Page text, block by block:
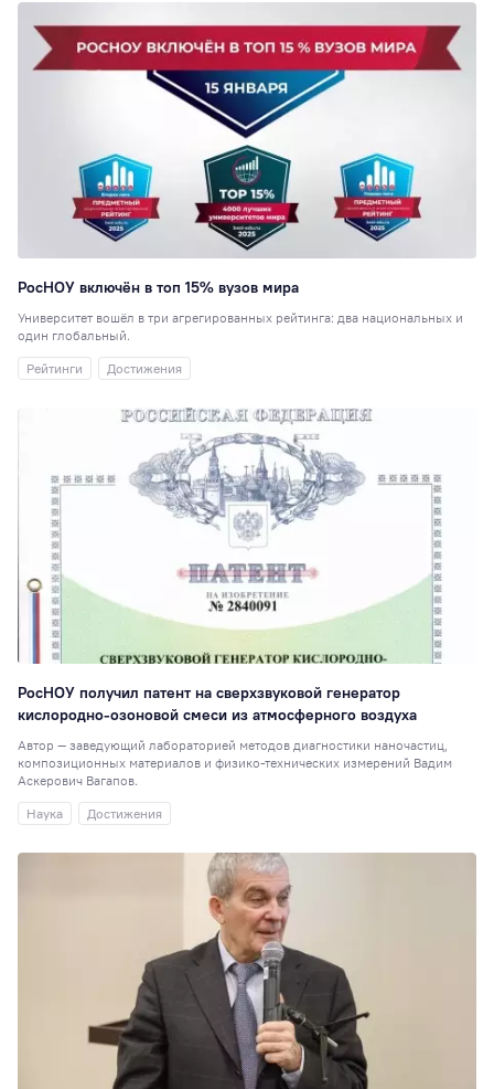
РосНОУ включён в топ 15% вузов мира
Университет вошёл в три агрегированных рейтинга: два национальных и
один глобальный.
Рейтинги
Достижения
РосНОУ получил патент на сверхзвуковой генератор
кислородно-озоновой смеси из атмосферного воздуха
Автор — заведующий лабораторией методов диагностики наночастиц,
композиционных материалов и физико-технических измерений Вадим
Аскерович Вагапов.
Наука
Достижения